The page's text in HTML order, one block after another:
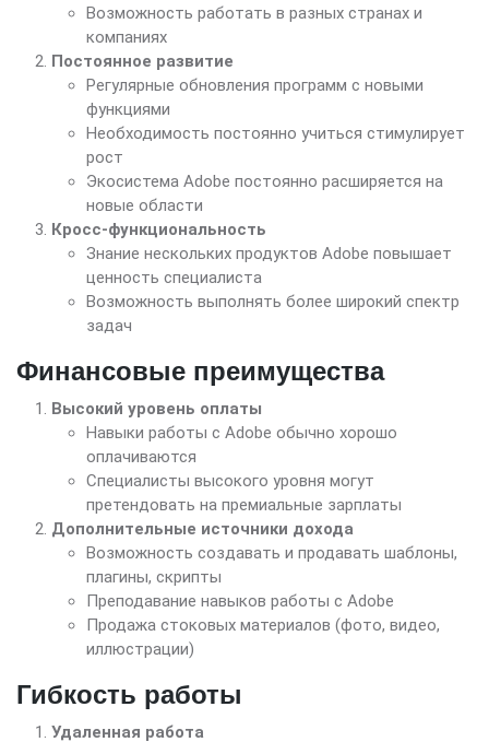
Возможность работать в разных странах и
компаниях
Постоянное развитие
Регулярные обновления программ с новыми
функциями
Необходимость постоянно учиться стимулирует
рост
Экосистема Adobe постоянно расширяется на
новые области
Кросс-функциональность
Знание нескольких продуктов Adobe повышает
ценность специалиста
Возможность выполнять более широкий спектр
задач
Финансовые преимущества
Высокий уровень оплаты
Навыки работы с Adobe обычно хорошо
оплачиваются
Специалисты высокого уровня могут
претендовать на премиальные зарплаты
Дополнительные источники дохода
Возможность создавать и продавать шаблоны,
плагины, скрипты
Преподавание навыков работы с Adobe
Продажа стоковых материалов (фото, видео,
иллюстрации)
Гибкость работы
Удаленная работа